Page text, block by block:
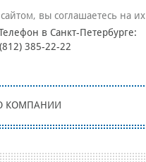
в Санкт-Петербурге:
(812) 385-22-22
КОМПАНИИ
вы соглашаетесь на их